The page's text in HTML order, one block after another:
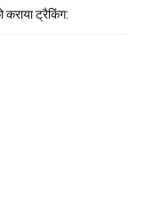
कराया ट्रैकिंग: